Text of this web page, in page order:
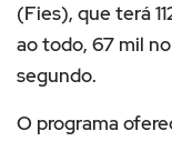
(Fies), que terá
ao todo, 67 mil
segundo.
O programa